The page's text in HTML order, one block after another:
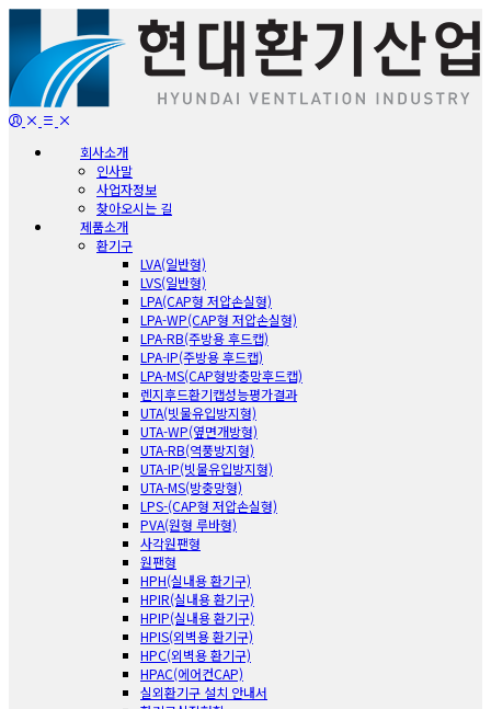
회사소개
인사말
사업자정보
찾아오시는 길
제품소개
환기구
LVA(일반형)
LVS(일반형)
LPA(CAP형 저압손실형)
LPA-WP(CAP형 저압손실형)
LPA-RB(주방용 후드캡)
LPA-IP(주방용 후드캡)
LPA-MS(CAP형방충망후드캡)
렌지후드환기캡성능평가결과
UTA(빗물유입방지형)
UTA-WP(옆면개방형)
UTA-RB(역풍방지형)
UTA-IP(빗물유입방지형)
UTA-MS(방충망형)
LPS-(CAP형 저압손실형)
PVA(원형 루바형)
사각원팬형
원팬형
HPH(실내용 환기구)
HPIR(실내용 환기구)
HPIP(실내용 환기구)
HPIS(외벽용 환기구)
HPC(외벽용 환기구)
HPAC(에어컨CAP)
실외환기구 설치 안내서